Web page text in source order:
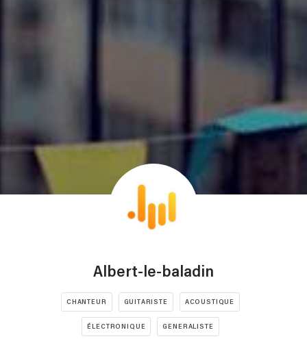
Albert-le-baladin
CHANTEUR GUITARISTE ACOUSTIQUE
ÉLECTRONIQUE GENERALISTE